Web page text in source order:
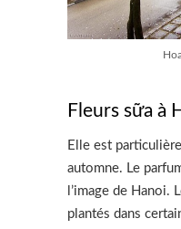
Fleurs sữa à
Elle est
automne. Le
l’image de Hanoi.
plantés dans